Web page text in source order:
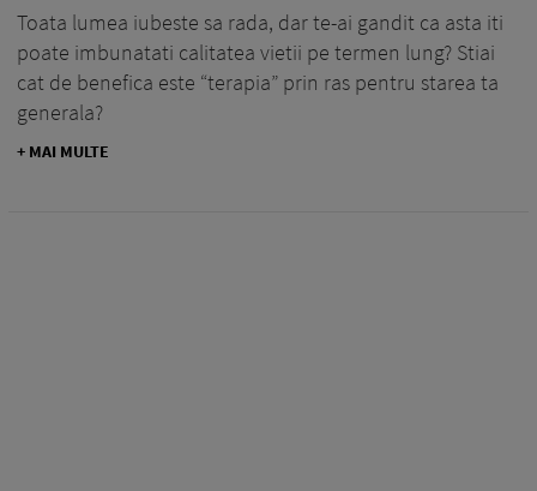
Toata lumea iubeste sa rada, dar te-ai gandit ca asta iti
poate imbunatati calitatea vietii pe termen lung? Stiai
cat de benefica este “terapia” prin ras pentru starea ta
generala?
+ MAI MULTE